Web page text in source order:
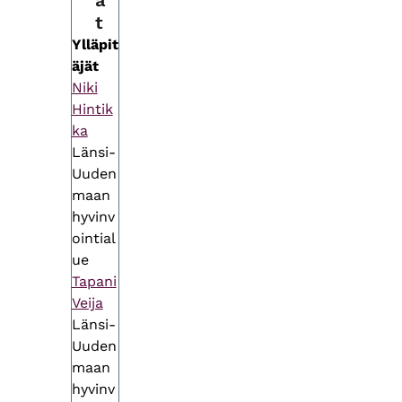
t
Ylläpit
äjät
Niki
Hintik
ka
Länsi-
Uuden
maan
hyvinv
ointial
ue
Tapani
Veija
Länsi-
Uuden
maan
hyvinv